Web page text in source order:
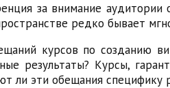
за внимание
редко бывает
курсов по созданию
результаты? Курсы,
ли эти обещания специфику